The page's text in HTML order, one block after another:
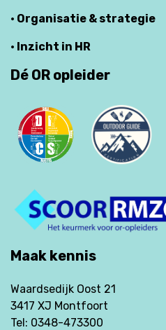
· Organisatie & strategie
· Inzicht in HR
Dé OR opleider
Maak kennis
Waardsedijk Oost 21
3417 XJ Montfoort
Tel: 0348-473300